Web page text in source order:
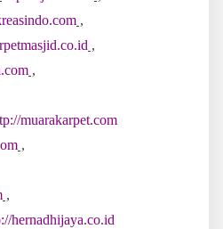
,
,
,
muarakarpet.com
,
,
hernadhijaya.co.id